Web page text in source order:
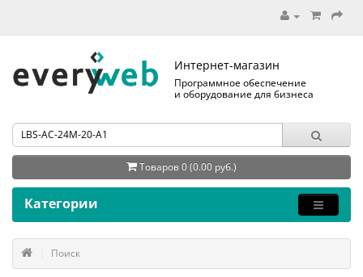
Интернет-магазин
Программное обеспечение
и оборудование для бизнеса
Товаров 0 (0.00 руб.)
Категории
Поиск